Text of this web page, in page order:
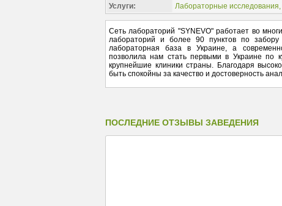
Услуги: Лабораторные исследования,
Сеть лабораторий "SYNEVO" работает во
лабораторий и более 90 пунктов по
лабораторная база в Украине, а
позволила нам стать первыми в Украине по
крупнейшие клиники страны. Благодаря
быть спокойны за качество и достоверность
ПОСЛЕДНИЕ ОТЗЫВЫ ЗАВЕДЕНИЯ